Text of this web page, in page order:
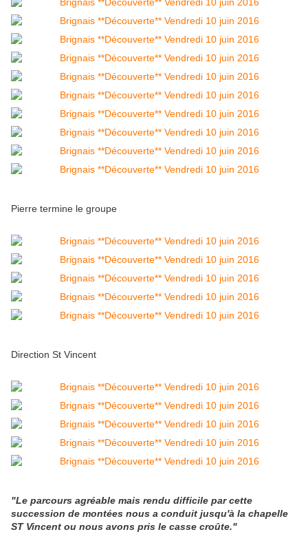
Pierre termine le groupe
Direction St Vincent
"Le parcours agréable mais rendu difficile par cette
succession de montées nous a conduit jusqu'à la chapelle
ST Vincent ou nous avons pris le casse croûte."